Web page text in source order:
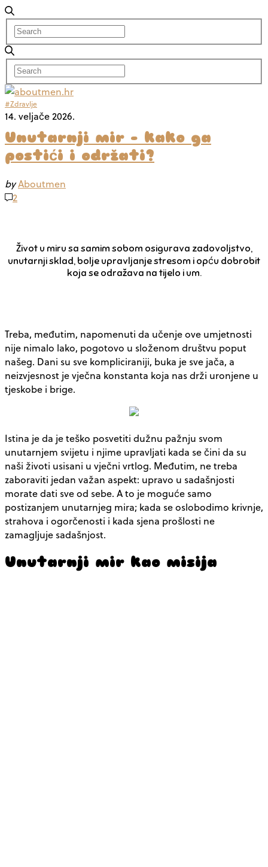
#Zdravlje
14. veljače 2026.
Unutarnji mir – kako ga
postići i održati?
byAboutmen
2
Život u miru sa samim sobom osigurava zadovoljstvo,
unutarnji sklad, bolje upravljanje stresom i opću dobrobit
koja se odražava na tijelo i um.
Treba, međutim, napomenuti da učenje ove umjetnosti
nije nimalo lako, pogotovo u složenom društvu poput
našeg. Dani su sve kompliciraniji, buka je sve jača, a
neizvjesnost je vječna konstanta koja nas drži uronjene u
tjeskobe i brige.
Istina je da je teško posvetiti dužnu pažnju svom
unutarnjem svijetu i njime upravljati kada se čini da su
naši životi usisani u vječni vrtlog. Međutim, ne treba
zaboraviti jedan važan aspekt: ​​upravo u sadašnjosti
morate dati sve od sebe. A to je moguće samo
postizanjem unutarnjeg mira; kada se oslobodimo krivnje,
strahova i ogorčenosti i kada sjena prošlosti ne
zamagljuje sadašnjost.
Unutarnji mir kao misija